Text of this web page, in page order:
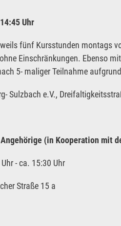
Uhr
fünf Kursstunden montags
Einschränkungen. Ebenso
5- maliger Teilnahme
Sulzbach e.V.,
(in Kooperation mit
- ca. 15:30 Uhr
Straße 15 a